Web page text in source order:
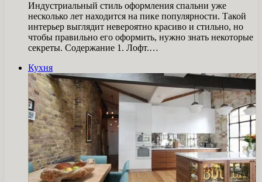
Индустриальный стиль оформления спальни уже
несколько лет находится на пике популярности. Такой
интерьер выглядит невероятно красиво и стильно, но
чтобы правильно его оформить, нужно знать некоторые
секреты. Содержание 1. Лофт.…
Кухня